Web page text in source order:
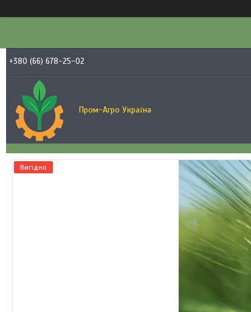
+380 (66) 678-25-02
Пром-Агро Україна
Вигідно